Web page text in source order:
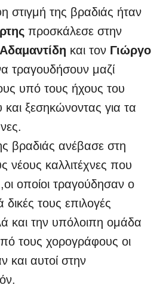
στιγμή της βραδιάς ήταν
προσκάλεσε στην
και τον Γιώργο
τραγουδήσουν μαζί
υπό τους ήχους του
και ξεσηκώνοντας για τα
βραδιάς ανέβασε στη
νέους καλλιτέχνες που
οποίοι τραγούδησαν ο
τους επιλογές
και την υπόλοιπη ομάδα
τους χορογράφους οι
και αυτοί στην